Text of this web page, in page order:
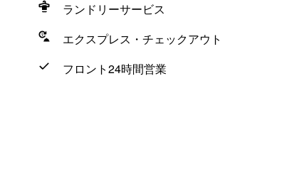
ランドリーサービス
エクスプレス・チェックアウト
フロント24時間営業